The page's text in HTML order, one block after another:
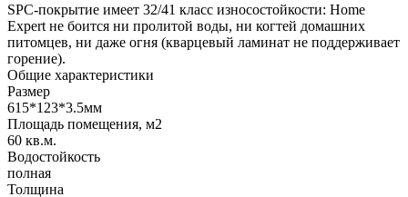
SPC-покрытие имеет 32/41 класс износостойкости: Home
Expert не боится ни пролитой воды, ни когтей домашних
питомцев, ни даже огня (кварцевый ламинат не поддерживает
горение).
Общие характеристики
Размер
615*123*3.5мм
Площадь помещения, м2
60 кв.м.
Водостойкость
полная
Толщина